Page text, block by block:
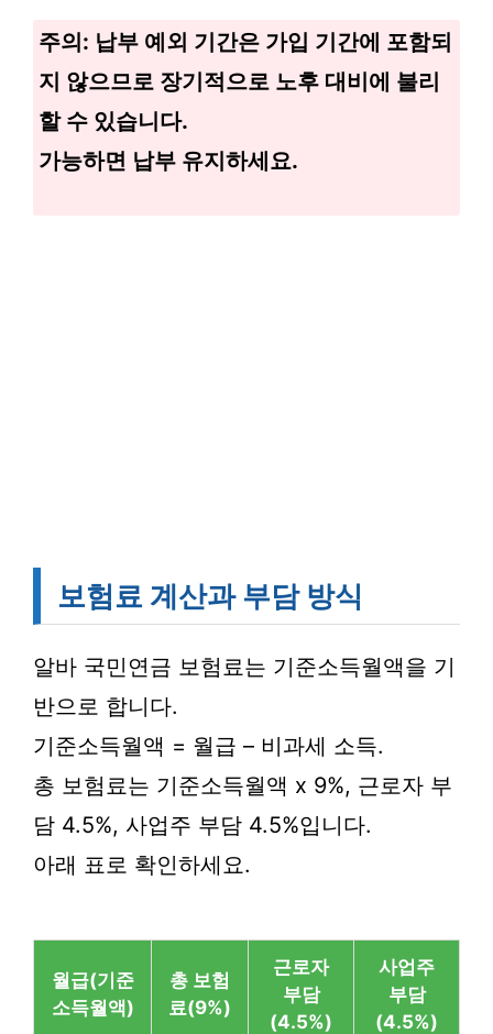
주의: 납부 예외 기간은 가입 기간에 포함되
지 않으므로 장기적으로 노후 대비에 불리
할 수 있습니다.
가능하면 납부 유지하세요.
보험료 계산과 부담 방식
알바 국민연금 보험료는 기준소득월액을 기
반으로 합니다.
기준소득월액 = 월급 – 비과세 소득.
총 보험료는 기준소득월액 x 9%, 근로자 부
담 4.5%, 사업주 부담 4.5%입니다.
아래 표로 확인하세요.
월급(기준
소득월액)
총 보험
료(9%)
근로자
부담
(4.5%)
사업주
부담
(4.5%)